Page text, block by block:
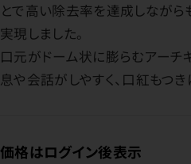
とで高い除去率を達成しながら
実現しました。
口元がドーム状に膨らむアーチ
息や会話がしやすく、口紅もつき
価格はログイン後表示